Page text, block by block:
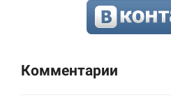
Комментарии